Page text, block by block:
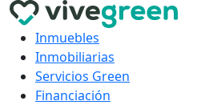
Inmuebles
Inmobiliarias
Servicios Green
Financiación